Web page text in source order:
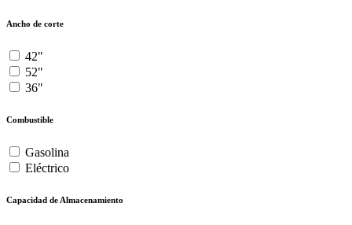
Ancho de corte
42"
52"
36"
Combustible
Gasolina
Eléctrico
Capacidad de Almacenamiento